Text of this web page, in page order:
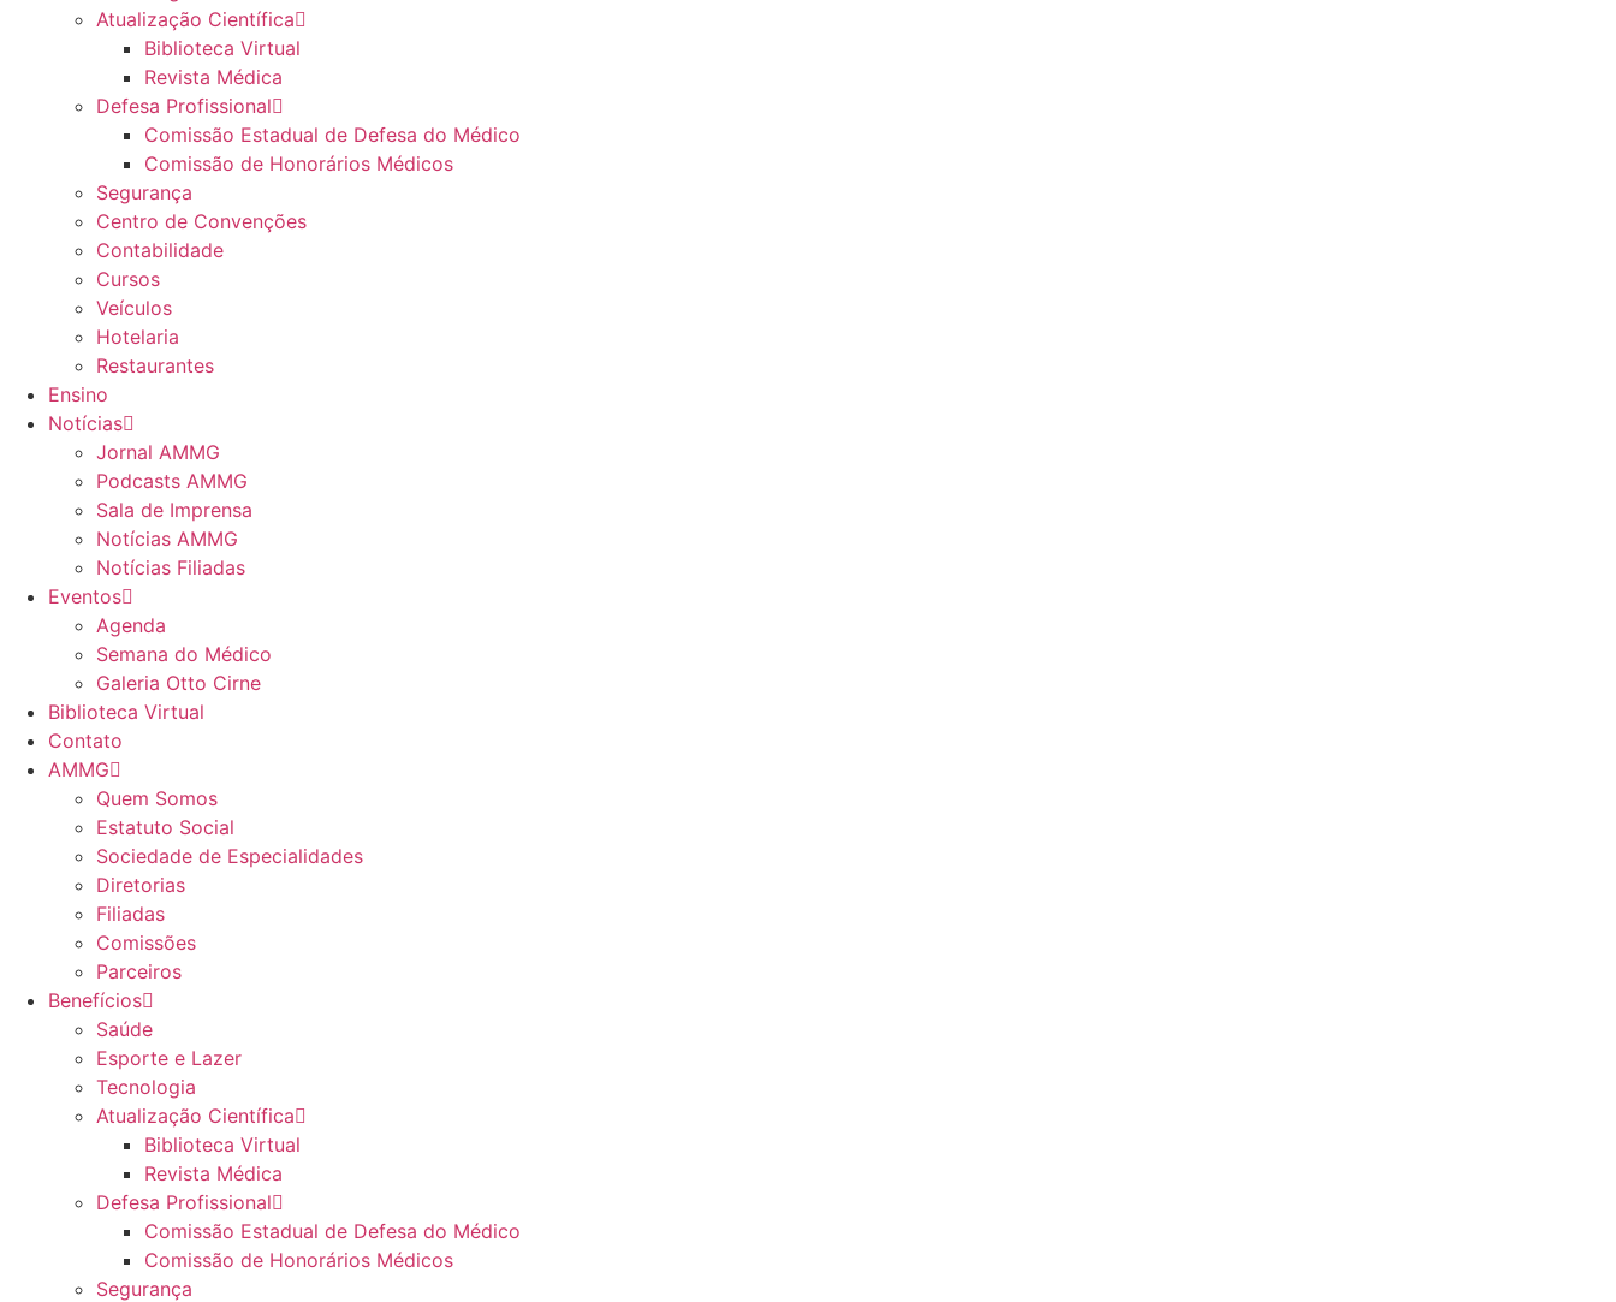
Atualização Científica
Biblioteca Virtual
Revista Médica
Defesa Profissional
Comissão Estadual de Defesa do Médico
Comissão de Honorários Médicos
Segurança
Centro de Convenções
Contabilidade
Cursos
Veículos
Hotelaria
Restaurantes
Ensino
Notícias
Jornal AMMG
Podcasts AMMG
Sala de Imprensa
Notícias AMMG
Notícias Filiadas
Eventos
Agenda
Semana do Médico
Galeria Otto Cirne
Biblioteca Virtual
Contato
AMMG
Quem Somos
Estatuto Social
Sociedade de Especialidades
Diretorias
Filiadas
Comissões
Parceiros
Benefícios
Saúde
Esporte e Lazer
Tecnologia
Atualização Científica
Biblioteca Virtual
Revista Médica
Defesa Profissional
Comissão Estadual de Defesa do Médico
Comissão de Honorários Médicos
Segurança